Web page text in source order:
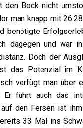
den Bock nicht
man knapp mit
benötigte
dagegen und war
Doch der
das Potenzial im
verfügt man über
Er führt auch das
den Fersen ist
33 Mal ins